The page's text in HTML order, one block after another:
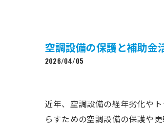
空調設備の保護と補助金
2026/04/05
近年、空調設備の経年劣化や
らすための空調設備の保護や